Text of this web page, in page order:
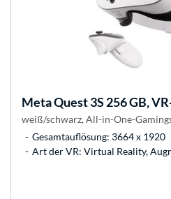
MetaQuest 3S 256 GB,
weiß/schwarz, All-in-One-
Gesamtauflösung: 3664 x 1920
Art der VR: Virtual Reality,